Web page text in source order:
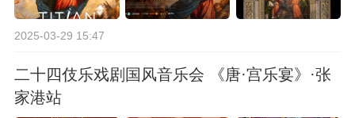
2025-03-29 15:47
二十四伎乐戏剧国风音乐会 《唐·宫乐宴》·张
家港站